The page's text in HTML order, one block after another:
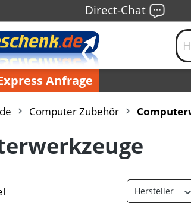
Direct-Chat
Anfrage
Computer Zubehör
Hersteller